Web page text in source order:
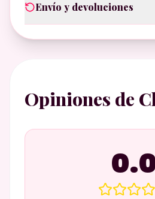
Envío y devoluciones
Opiniones de